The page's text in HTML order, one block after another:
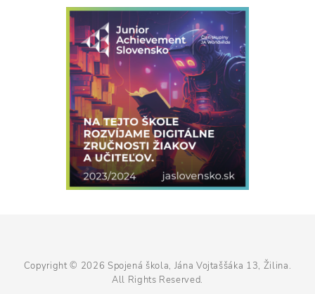
Copyright © 2026 Spojená škola, Jána Vojtaššáka 13, Žilina.
All Rights Reserved.